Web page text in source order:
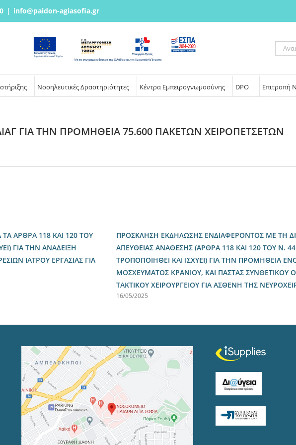
| info@paidon-agiasofia.gr
για:
Νοσηλευτικές Δραστηριότητες Κέντρα Εμπειρογνωμοσύνης DPO Επιτροπή
ΓΙΑ ΤΗΝ ΠΡΟΜΗΘΕΙΑ 75.600 ΠΑΚΕΤΩΝ ΧΕΙΡΟΠΕΤΣΕΤΩΝ
ΑΡΘΡΑ 118 ΚΑΙ 120 ΤΟΥ
ΓΙΑ ΤΗΝ ΑΝΑΔΕΙΞΗ
ΙΑΤΡΟΥ ΕΡΓΑΣΙΑΣ ΓΙΑ
ΠΡΟΣΚΛΗΣΗ ΕΚΔΗΛΩΣΗΣ ΕΝΔΙΑΦΕΡΟΝΤΟΣ ΜΕ ΤΗ
ΑΠΕΥΘΕΙΑΣ ΑΝΑΘΕΣΗΣ (ΑΡΘΡΑ 118 ΚΑΙ 120 ΤΟΥ Ν.
ΤΡΟΠΟΠΟΙΗΘΕΙ ΚΑΙ ΙΣΧΥΕΙ) ΓΙΑ ΤΗΝ ΠΡΟΜΗΘΕΙΑ
ΜΟΣΧΕΥΜΑΤΟΣ ΚΡΑΝΙΟΥ, ΚΑΙ ΠΑΣΤΑΣ ΣΥΝΘΕΤΙΚΟΥ
ΤΑΚΤΙΚΟΥ ΧΕΙΡΟΥΡΓΕΙΟΥ ΓΙΑ ΑΣΘΕΝΗ ΤΗΣ
16/05/2025